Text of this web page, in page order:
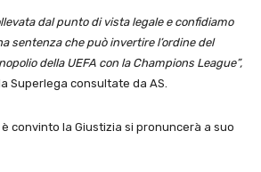
dal punto di vista legale e confidiamo
sentenza che può invertire l’ordine del
della UEFA con la Champions League”,
Superlega consultate da AS.
convinto la Giustizia si pronuncerà a suo